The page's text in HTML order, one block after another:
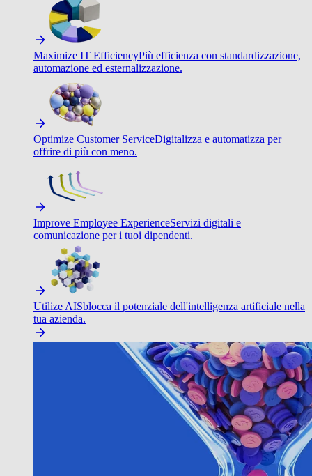
Maximize IT EfficiencyPiù efficienza con standardizzazione,
automazione ed esternalizzazione.
Optimize Customer ServiceDigitalizza e automatizza per
offrire di più con meno.
Improve Employee ExperienceServizi digitali e
comunicazione per i tuoi dipendenti.
Utilize AISblocca il potenziale dell'intelligenza artificiale nella
tua azienda.